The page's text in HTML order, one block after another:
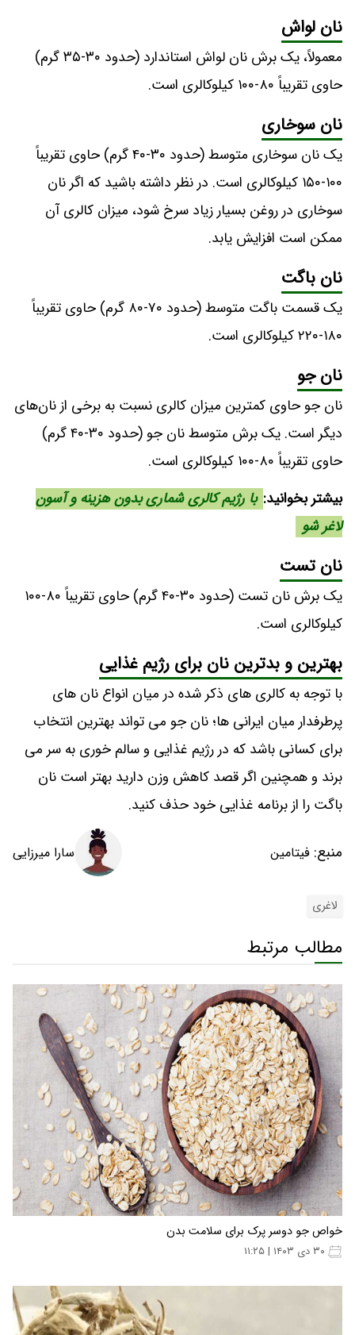
نان لواش
معمولاً، یک برش نان لواش استاندارد (حدود ۳۰-۳۵ گرم)
حاوی تقریباً ۸۰-۱۰۰ کیلوکالری است.
نان سوخاری
یک نان سوخاری متوسط (حدود ۳۰-۴۰ گرم) حاوی تقریباً
۱۰۰-۱۵۰ کیلوکالری است. در نظر داشته باشید که اگر نان
سوخاری در روغن بسیار زیاد سرخ شود، میزان کالری آن
ممکن است افزایش یابد.
نان باگت
یک قسمت باگت متوسط (حدود ۷۰-۸۰ گرم) حاوی تقریباً
۱۸۰-۲۲۰ کیلوکالری است.
نان جو
نان جو حاوی کمترین میزان کالری نسبت به برخی از نان‌های
دیگر است. یک برش متوسط نان جو (حدود ۳۰-۴۰ گرم)
حاوی تقریباً ۸۰-۱۰۰ کیلوکالری است.
بیشتر بخوانید: با رژیم کالری شماری بدون هزینه و آسون
لاغر شو
نان تست
یک برش نان تست (حدود ۳۰-۴۰ گرم) حاوی تقریباً ۸۰-۱۰۰
کیلوکالری است.
بهترین و بدترین نان برای رژیم غذایی
با توجه به کالری های ذکر شده در میان انواع نان های
پرطرفدار میان ایرانی ها؛ نان جو می تواند بهترین انتخاب
برای کسانی باشد که در رژیم غذایی و سالم خوری به سر می
برند و همچنین اگر قصد کاهش وزن دارید بهتر است نان
باگت را از برنامه غذایی خود حذف کنید.
منبع: فیتامین سارا میرزایی
لاغری
مطالب مرتبط
خواص جو دوسر پرک برای سلامت بدن